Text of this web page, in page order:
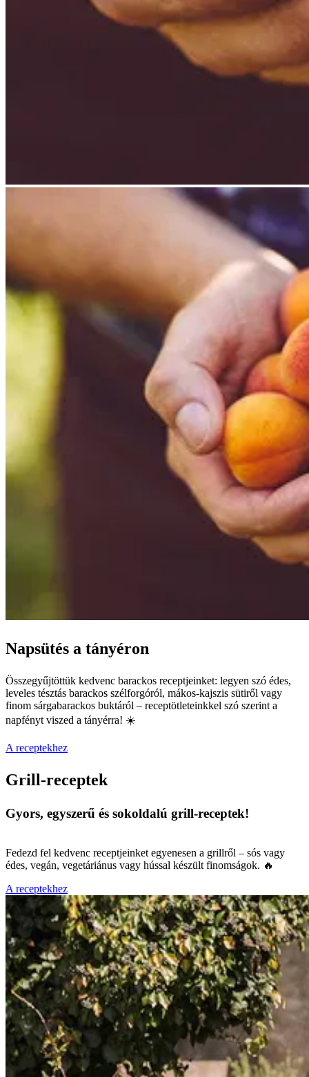
Napsütés a tányéron
Összegyűjtöttük kedvenc barackos receptjeinket: legyen szó édes,
leveles tésztás barackos szélforgóról, mákos-kajszis sütiről vagy
finom sárgabarackos buktáról – receptötleteinkkel szó szerint a
napfényt viszed a tányérra! ☀️
A receptekhez
Grill-receptek
Gyors, egyszerű és sokoldalú grill-receptek!
Fedezd fel kedvenc receptjeinket egyenesen a grillről – sós vagy
édes, vegán, vegetáriánus vagy hússal készült finomságok. 🔥
A receptekhez